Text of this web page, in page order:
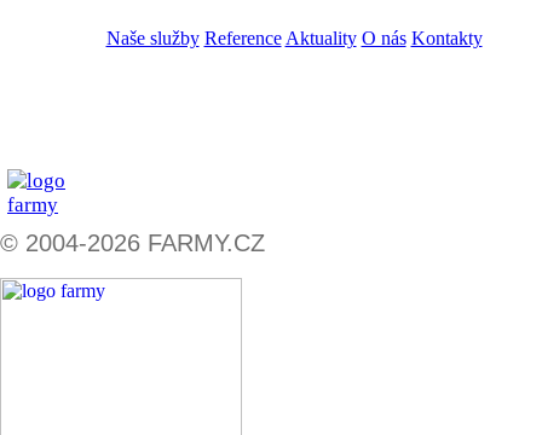
Naše služby Reference Aktuality O nás Kontakty
© 2004-2026 FARMY.CZ